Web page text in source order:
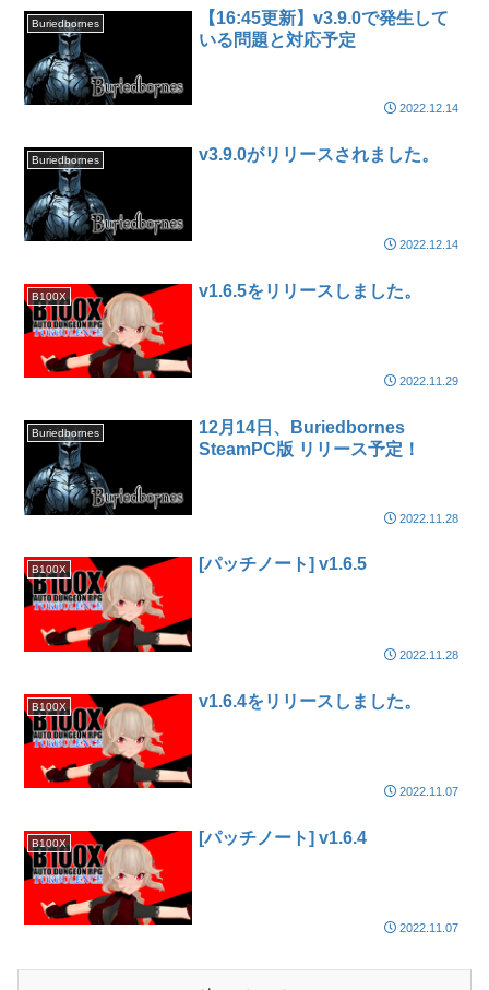
Buriedbornes
【16:45更新】v3.9.0で発生して
いる問題と対応予定
2022.12.14
Buriedbornes v3.9.0がリリースされました。
2022.12.14
B100X v1.6.5をリリースしました。
2022.11.29
Buriedbornes
12月14日、Buriedbornes
SteamPC版 リリース予定！
2022.11.28
B100X [パッチノート] v1.6.5
2022.11.28
B100X v1.6.4をリリースしました。
2022.11.07
B100X [パッチノート] v1.6.4
2022.11.07